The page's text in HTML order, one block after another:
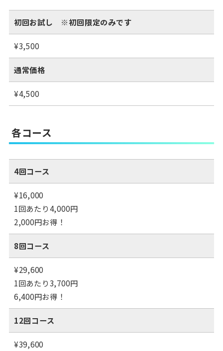
初回お試し ※初回限定のみです
¥3,500
通常価格
¥4,500
各コース
4回コース
¥16,000
1回あたり4,000円
2,000円お得！
8回コース
¥29,600
1回あたり3,700円
6,400円お得！
12回コース
¥39,600